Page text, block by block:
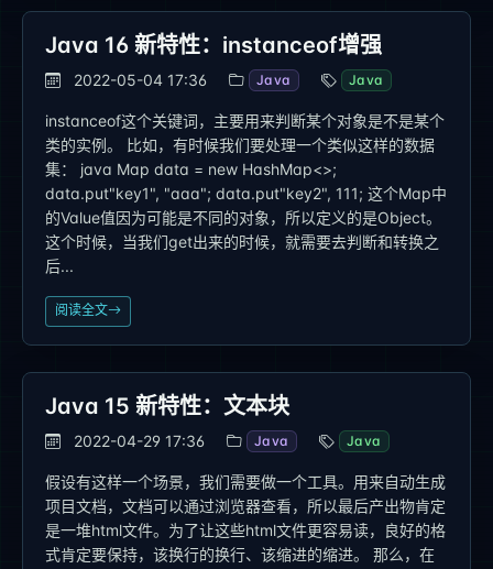
Java 16 新特性：instanceof增强
2022-05-04 17:36 Java Java
instanceof这个关键词，主要用来判断某个对象是不是某个
类的实例。 比如，有时候我们要处理一个类似这样的数据
集： java Map data = new HashMap<>;
data.put"key1", "aaa"; data.put"key2", 111; 这个Map中
的Value值因为可能是不同的对象，所以定义的是Object。
这个时候，当我们get出来的时候，就需要去判断和转换之
后...
阅读全文
Java 15 新特性：文本块
2022-04-29 17:36 Java Java
假设有这样一个场景，我们需要做一个工具。用来自动生成
项目文档，文档可以通过浏览器查看，所以最后产出物肯定
是一堆html文件。为了让这些html文件更容易读，良好的格
式肯定要保持，该换行的换行、该缩进的缩进。 那么，在